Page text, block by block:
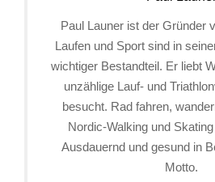
Paul Launer ist der Gründer
Laufen und Sport sind in
wichtiger Bestandteil. Er liebt
unzählige Lauf- und
besucht. Rad fahren,
Nordic-Walking und
Ausdauernd und gesund in
Motto.